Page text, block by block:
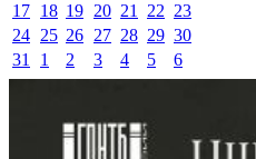
17 18 19 20 21 22 23
24 25 26 27 28 29 30
31
1 2 3 4 5 6